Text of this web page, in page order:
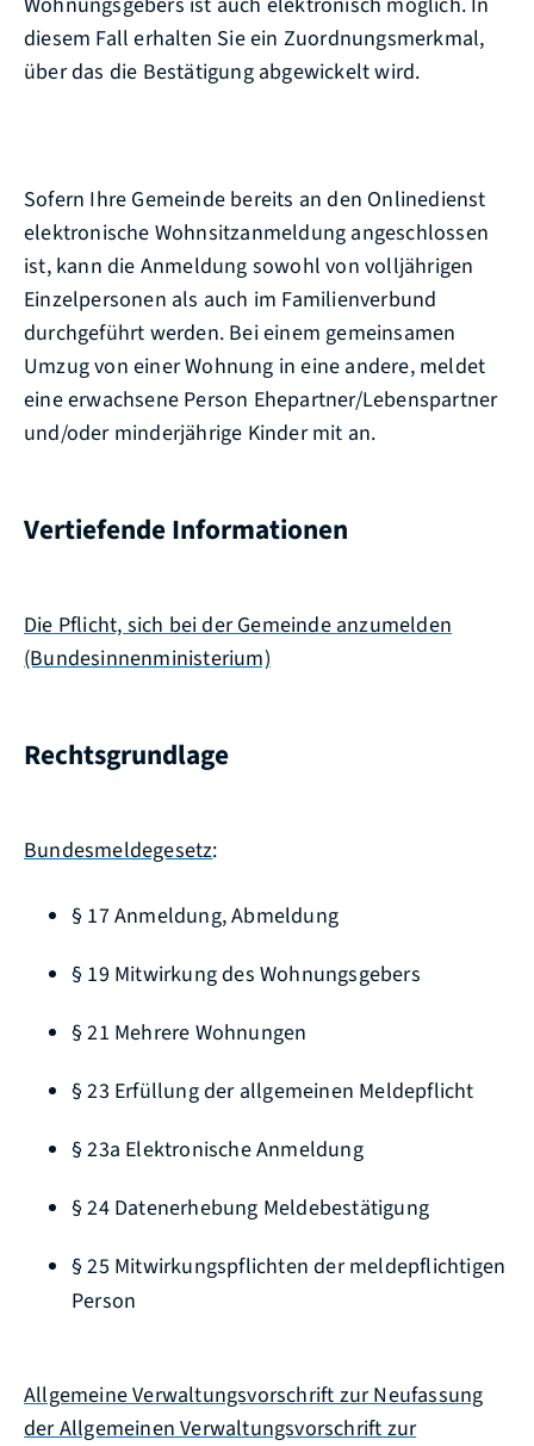
diesem Fall erhalten Sie ein Zuordnungsmerkmal,
über das die Bestätigung abgewickelt wird.
Sofern Ihre Gemeinde bereits an den Onlinedienst
elektronische Wohnsitzanmeldung angeschlossen
ist, kann die Anmeldung sowohl von volljährigen
Einzelpersonen als auch im Familienverbund
durchgeführt werden. Bei einem gemeinsamen
Umzug von einer Wohnung in eine andere, meldet
eine erwachsene Person Ehepartner/Lebenspartner
und/oder minderjährige Kinder mit an.
Vertiefende Informationen
Die Pflicht, sich bei der Gemeinde anzumelden
(Bundesinnenministerium)
Rechtsgrundlage
Bundesmeldegesetz:
§ 17 Anmeldung, Abmeldung
§ 19 Mitwirkung des Wohnungsgebers
§ 21 Mehrere Wohnungen
§ 23 Erfüllung der allgemeinen Meldepflicht
§ 23a Elektronische Anmeldung
§ 24 Datenerhebung Meldebestätigung
§ 25 Mitwirkungspflichten der meldepflichtigen
Person
Allgemeine Verwaltungsvorschrift zur Neufassung
der Allgemeinen Verwaltungsvorschrift zur